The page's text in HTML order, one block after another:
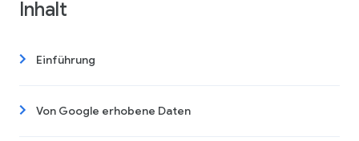
Inhalt
Einführung
Von Google erhobene Daten